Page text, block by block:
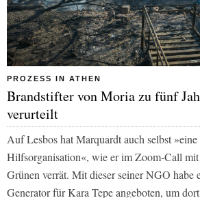
PROZESS IN ATHEN
Brandstifter von Moria zu fünf
verurteilt
Auf Lesbos hat Marquardt auch selbst
Hilfsorganisation«, wie er im Zoom-Call
Grünen verrät. Mit dieser seiner NGO habe
Generator für Kara Tepe angeboten, um